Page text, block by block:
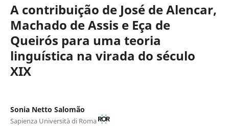
A contribuição de José de Alencar,
Machado de Assis e Eça de
Queirós para uma teoria
linguística na virada do século
XIX
Sonia Netto Salomão
Sapienza Università di Roma